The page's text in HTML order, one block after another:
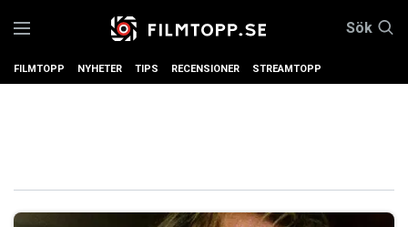
Sök
FILMTOPP NYHETER TIPS RECENSIONER STREAMTOPP